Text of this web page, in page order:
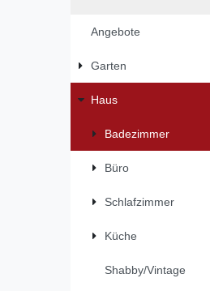
Angebote
Garten
Haus
Badezimmer
Büro
Schlafzimmer
Küche
Shabby/Vintage